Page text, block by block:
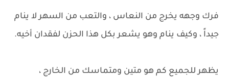
فرك وجهه يخرج من النعاس ، والتعب من السهر لا ينام
جيداً ، وكيف ينام وهو يشعر بكل هذا الحزن لفقدان أخيه.
يظهر للجميع كم هو متين ومتماسك من الخارج ،